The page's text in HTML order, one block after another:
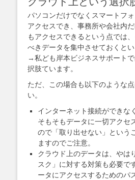
パソコンだけでなくスマートフ
アクセスでき、事務所や会社内
もアクセスできるという点では
べきデータを集中させておくとい
→私ども岸本ビジネスサポート
択肢ています。
ただ、この場合も以下のような
い。
インターネット接続ができな
そもそもデータに一切アクセ
ので「取り出せない」という
ますのでご注意。
クラウド上のデータは、やは
スク」に対する対策も必要で
ータにアクセスするためのパ